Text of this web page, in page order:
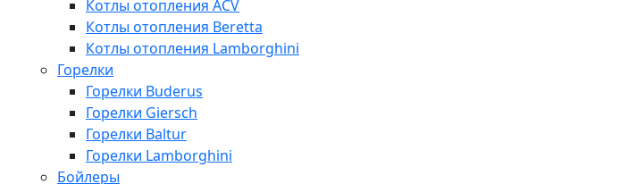
Котлы отопления ACV
Котлы отопления Beretta
Котлы отопления Lamborghini
Горелки
Горелки Buderus
Горелки Giersch
Горелки Baltur
Горелки Lamborghini
Бойлеры